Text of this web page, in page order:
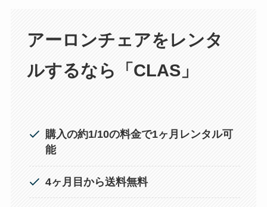
アーロンチェアをレンタ
ルするなら「CLAS」
購入の約1/10の料金で1ヶ月レンタル可
能
4ヶ月目から送料無料